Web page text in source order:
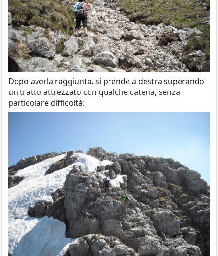
Dopo averla raggiunta, si prende a destra superando
un tratto attrezzato con qualche catena, senza
particolare difficoltà: